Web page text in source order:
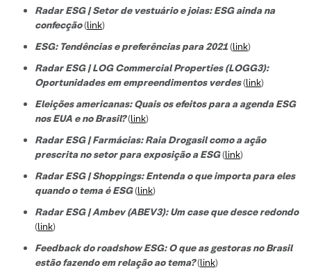
Radar ESG | Setor de vestuário e joias: ESG ainda na
confecção(link)
ESG: Tendências e preferências para 2021(link)
Radar ESG | LOG Commercial Properties (LOGG3):
Oportunidades em empreendimentos verdes(link)
Eleições americanas: Quais os efeitos para a agenda ESG
nos EUA e no Brasil?(link)
Radar ESG | Farmácias: Raia Drogasil como a ação
prescrita no setor para exposição a ESG(link)
Radar ESG | Shoppings: Entenda o que importa para eles
quando o tema é ESG(link)
Radar ESG | Ambev (ABEV3): Um case que desce redondo
(link)
Feedback do roadshow ESG: O que as gestoras no Brasil
estão fazendo em relação ao tema?(link)